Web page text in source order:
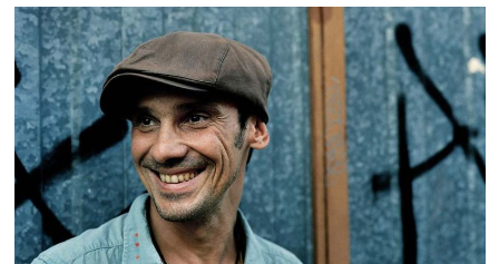
Ραδιόφωνο LIVE
Εκπομπές
Πολιτισμός